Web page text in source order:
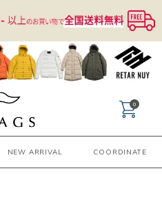
NEW ARRIVAL COORDINATE
0